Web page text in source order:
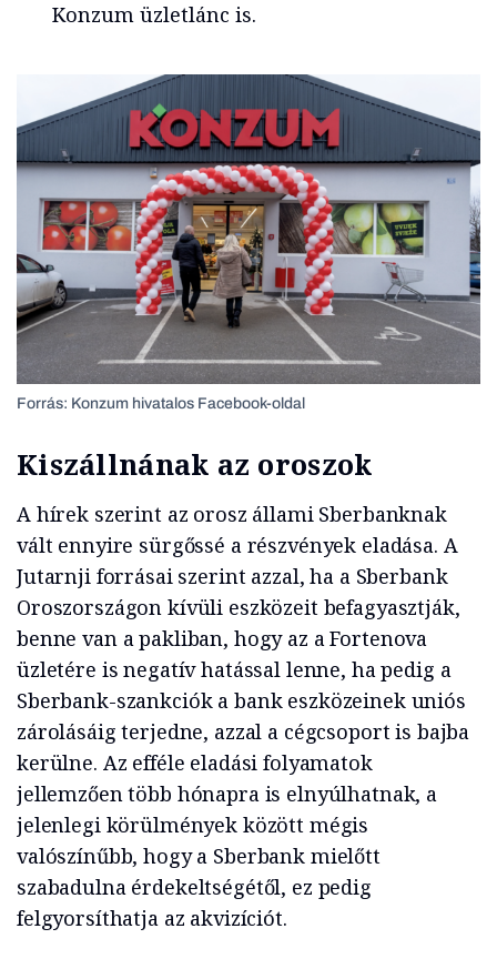
Konzum üzletlánc is.
Forrás: Konzum hivatalos Facebook-oldal
Kiszállnának az oroszok
A hírek szerint az orosz állami Sberbanknak
vált ennyire sürgőssé a részvények eladása. A
Jutarnji forrásai szerint azzal, ha a Sberbank
Oroszországon kívüli eszközeit befagyasztják,
benne van a pakliban, hogy az a Fortenova
üzletére is negatív hatással lenne, ha pedig a
Sberbank-szankciók a bank eszközeinek uniós
zárolásáig terjedne, azzal a cégcsoport is bajba
kerülne. Az efféle eladási folyamatok
jellemzően több hónapra is elnyúlhatnak, a
jelenlegi körülmények között mégis
valószínűbb, hogy a Sberbank mielőtt
szabadulna érdekeltségétől, ez pedig
felgyorsíthatja az akvizíciót.